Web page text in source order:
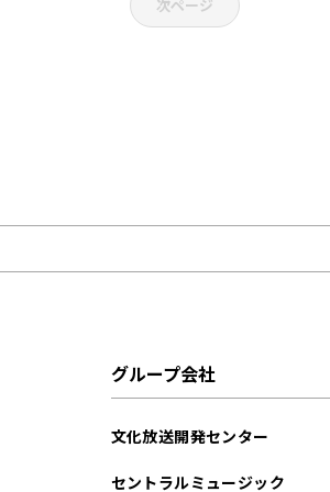
次ページ
グループ会社
文化放送開発センター
セントラルミュージック